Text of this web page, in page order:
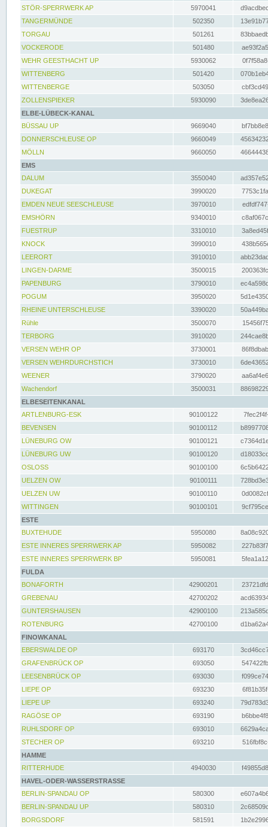
STÖR-SPERRWERK AP 5970041
TANGERMÜNDE
502350
TORGAU
501261
VOCKERODE
501480
WEHR GEESTHACHT UP
5930062
WITTENBERG
501420
WITTENBERGE
503050
ZOLLENSPIEKER
5930090
ELBE-LÜBECK-KANAL
BÜSSAU UP
9669040
DONNERSCHLEUSE OP
9660049
MÖLLN
9660050
EMS
DALUM
3550040
DUKEGAT
3990020
EMDEN NEUE SEESCHLEUSE
3970010
EMSHÖRN
9340010
FUESTRUP
3310010
KNOCK
3990010
LEERORT
3910010
LINGEN-DARME
3500015
PAPENBURG
3790010
POGUM
3950020
RHEINE UNTERSCHLEUSE
3390020
Rühle
3500070
TERBORG
3910020
VERSEN WEHR OP
3730001
VERSEN WEHRDURCHSTICH
3730010
WEENER
3790020
Wachendorf
3500031
ELBESEITENKANAL
ARTLENBURG-ESK
90100122
BEVENSEN
90100112
LÜNEBURG OW
90100121
LÜNEBURG UW
90100120
OSLOSS
90100100
UELZEN OW
90100111
UELZEN UW
90100110
WITTINGEN
90100101
ESTE
BUXTEHUDE
5950080
ESTE INNERES SPERRWERK AP
5950082
ESTE INNERES SPERRWERK BP
5950081
FULDA
BONAFORTH
42900201
GREBENAU
42700202
GUNTERSHAUSEN
42900100
ROTENBURG
42700100
FINOWKANAL
EBERSWALDE OP
693170
GRAFENBRÜCK OP
693050
LEESENBRÜCK OP
693030
LIEPE OP
693230
LIEPE UP
693240
RAGÖSE OP
693190
RUHLSDORF OP
693010
STECHER OP
693210
HAMME
RITTERHUDE
4940030
HAVEL-ODER-WASSERSTRASSE
BERLIN-SPANDAU OP
580300
BERLIN-SPANDAU UP
580310
BORGSDORF
581591